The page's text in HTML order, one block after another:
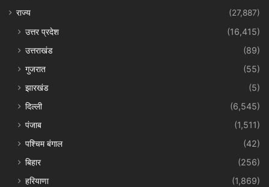
राज्य
(27,887)
उत्तर प्रदेश
(16,415)
उत्तराखंड
(89)
गुजरात
(55)
झारखंड
(5)
दिल्ली
(6,545)
पंजाब
(1,511)
पश्चिम बंगाल
(42)
बिहार
(256)
हरियाणा
(1,869)